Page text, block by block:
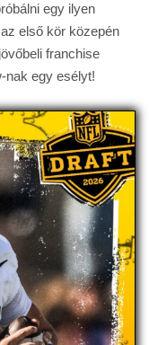
egy ilyen
első kör közepén
franchise
nak egy esélyt!